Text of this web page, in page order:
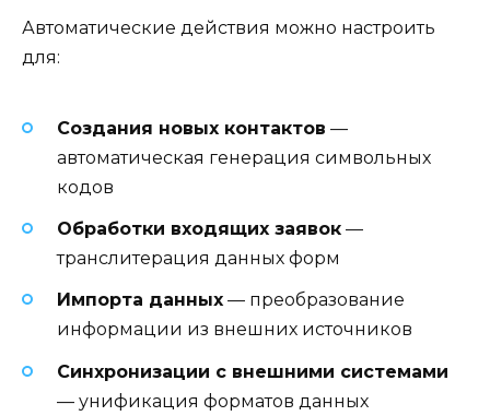
Автоматические действия можно настроить
для:
Создания новых контактов —
автоматическая генерация символьных
кодов
Обработки входящих заявок —
транслитерация данных форм
Импорта данных — преобразование
информации из внешних источников
Синхронизации с внешними системами
— унификация форматов данных